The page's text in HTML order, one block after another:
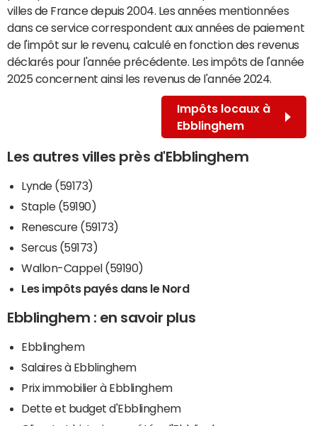
villes de France depuis 2004. Les années mentionnées
dans ce service correspondent aux années de paiement
de l'impôt sur le revenu, calculé en fonction des revenus
déclarés pour l'année précédente. Les impôts de l'année
2025 concernent ainsi les revenus de l'année 2024.
Impôts locaux à
Ebblinghem
Les autres villes près d'Ebblinghem
Lynde (59173)
Staple (59190)
Renescure (59173)
Sercus (59173)
Wallon-Cappel (59190)
Les impôts payés dans le Nord
Ebblinghem : en savoir plus
Ebblinghem
Salaires à Ebblinghem
Prix immobilier à Ebblinghem
Dette et budget d'Ebblinghem